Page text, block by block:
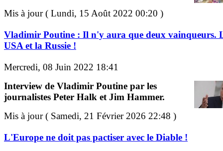
Mis à jour ( Lundi, 15 Août 2022 00:20 )
Vladimir Poutine : Il n'y aura que deux vainqueurs.
USA et la Russie !
Mercredi, 08 Juin 2022 18:41
Interview de Vladimir Poutine par les
journalistes Peter Halk et Jim Hammer.
Mis à jour ( Samedi, 21 Février 2026 22:48 )
L'Europe ne doit pas pactiser avec le Diable !